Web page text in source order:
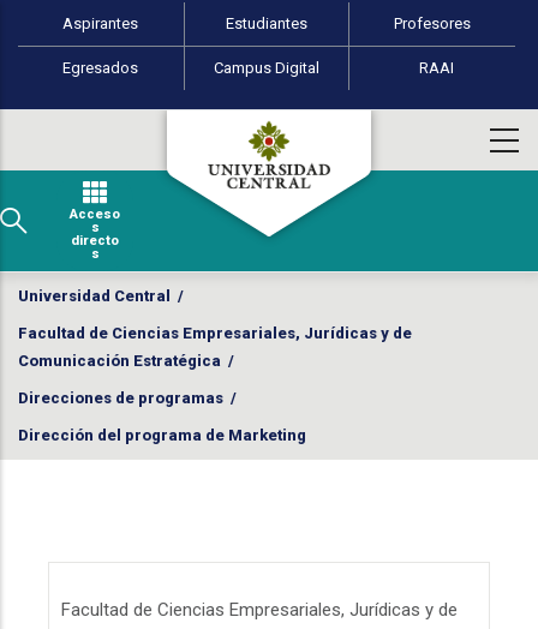
Pasar al contenido principal
Perfiles de usuario
Aspirantes Estudiantes Profesores
Egresados Campus Digital RAAI
Acceso
s
directo
s
Universidad Central /
Facultad de Ciencias Empresariales, Jurídicas y de
Comunicación Estratégica /
Direcciones de programas /
Dirección del programa de Marketing
Facultad de Ciencias Empresariales, Jurídicas y de